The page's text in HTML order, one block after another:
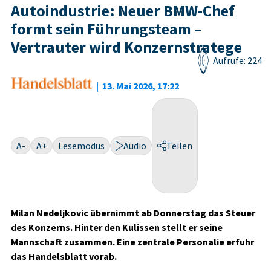
Autoindustrie: Neuer BMW-Chef
formt sein Führungsteam –
Vertrauter wird Konzernstratege
| 13. Mai 2026, 17:22
Aufrufe: 224
A- A+ Lesemodus Audio Teilen
Milan Nedeljkovic übernimmt ab Donnerstag das Steuer
des Konzerns. Hinter den Kulissen stellt er seine
Mannschaft zusammen. Eine zentrale Personalie erfuhr
das Handelsblatt vorab.